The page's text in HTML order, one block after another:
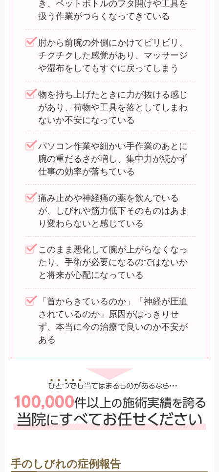
き、ペットボトルのフタ開けや工具を
扱う作業がつらくなってきている
肘から前腕の外側にかけてビリビリ、
チクチクした感覚があり、マッサージ
や湿布をしてもすぐに戻ってしまう
物を持ち上げたときに力が抜ける感じ
があり、荷物や工具を落としてしまわ
ないか不安になっている
パソコン作業や細かい手作業のあとに
腕の重だるさが増し、集中力が続かず
仕事の効率が落ちている
痛み止めや神経痛の薬を飲んでいる
が、しびれや筋力低下そのものはあま
り変わらないと感じている
このまま悪化して腕が上がらなくなっ
たり、手術が必要になるのではないか
と将来が心配になっている
「首からきているのか」「神経が圧迫
されているのか」原因がはっきりせ
ず、本当に今の治療で良いのか不安が
ある
手のしびれの症例報告